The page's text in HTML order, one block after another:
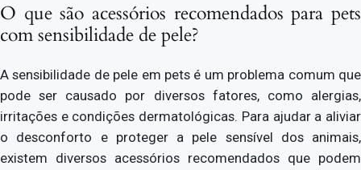
O que são acessórios recomendados para pets
com sensibilidade de pele?
A sensibilidade de pele em pets é um problema comum que
pode ser causado por diversos fatores, como alergias,
irritações e condições dermatológicas. Para ajudar a aliviar
o desconforto e proteger a pele sensível dos animais,
existem diversos acessórios recomendados que podem